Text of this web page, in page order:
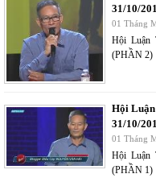
31/10/
01 Tháng
Hội Luận
(PHẦN 2)
Hội
31/10/
01 Tháng
Hội Luận
(PHẦN 1)